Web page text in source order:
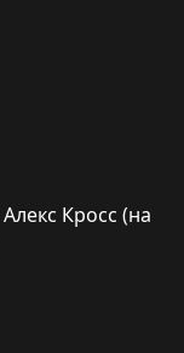
Кросс (на